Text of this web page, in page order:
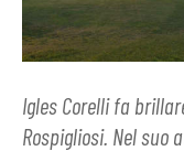
Igles Corelli fa
Rospigliosi. Nel suo